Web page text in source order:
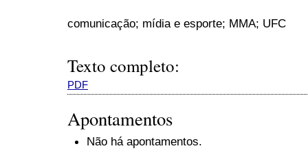
comunicação; mídia e esporte; MMA; UFC
Texto completo:
PDF
Apontamentos
Não há apontamentos.